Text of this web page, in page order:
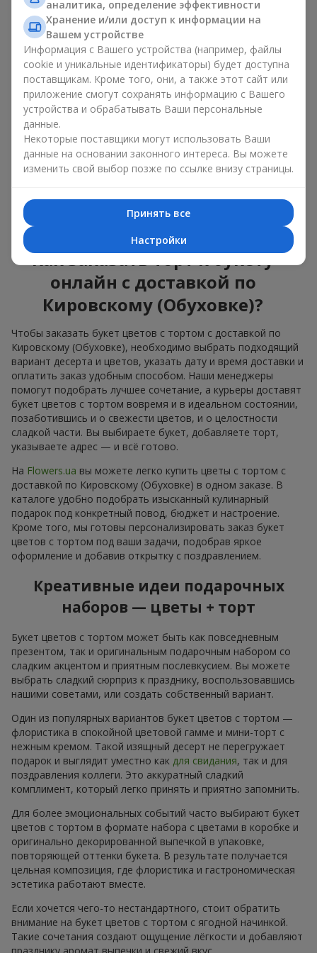
Торты с живыми цветами —
красота и вкус в одном
подарке
Торты с живыми цветами — это современное сочетание
флористики и гастрономической эстетики. Эксклюзивный
десерт в паре с изысканным букетом выглядит эффектно,
стильно и подчёркивает значимость события —
рождения,рождения ребёнкаиликорпоратива
В композиции букет цветов с тортом живые растения
завершает сладкий праздничный акцент. Такой десерт с
украшениями из любимых цветов отлично смотрится и на
праздничном столе, и на фотографиях.
Как заказать торт к букету
онлайн с доставкой по
Кировскому (Обуховке)?
Чтобы заказать букет цветов с тортом с доставкой по
Кировскому (Обуховке), необходимо выбрать подходящий
вариант десерта и цветов, указать дату и время доставки и
оплатить заказ удобным способом. Наши менеджеры
помогут подобрать лучшее сочетание, а курьеры доставят
букет цветов с тортом вовремя и в идеальном состоянии,
позаботившись и о свежести цветов, и о целостности
сладкой части. Вы выбираете букет, добавляете торт,
указываете адрес — и всё готово.
На Flowers.ua вы можете легко купить цветы с тортом с
доставкой по Кировскому (Обуховке) в одном заказе. В
каталоге удобно подобрать изысканный кулинарный
подарок под конкретный повод, бюджет и настроение.
Кроме того, мы готовы персонализировать заказ букет
цветов с тортом под ваши задачи, подобрав яркое
оформление и добавив открытку с поздравлением.
Креативные идеи подарочных
наборов — цветы + торт
Букет цветов с тортом может быть как повседневным
презентом, так и оригинальным подарочным набором со
сладким акцентом и приятным послевкусием. Вы можете
выбрать сладкий сюрприз к празднику, воспользовавшись
нашими советами, или создать собственный вариант.
Один из популярных вариантов букет цветов с тортом —
флористика в спокойной цветовой гамме и мини-торт с
нежным кремом. Такой изящный десерт не перегружает
подарок и выглядит уместно как для свидания, так и для
поздравления коллеги. Это аккуратный сладкий
комплимент, который легко принять и приятно запомнить.
Для более эмоциональных событий часто выбирают букет
цветов с тортом в формате набора с цветами в коробке и
оригинально декорированной выпечкой в упаковке,
повторяющей оттенки букета. В результате получается
цельная композиция, где флористика и гастрономическая
эстетика работают вместе.
Если хочется чего-то нестандартного, стоит обратить
внимание на букет цветов с тортом с ягодной начинкой.
Такие сочетания создают ощущение лёгкости и добавляют
празднику аромат выпечки и свежий вкус.
аналитика, определение эффективности
Хранение и/или доступ к информации на
Вашем устройстве
Информация с Вашего устройства (например, файлы
cookie и уникальные идентификаторы) будет доступна
поставщикам. Кроме того, они, а также этот сайт или
приложение смогут сохранять информацию с Вашего
устройства и обрабатывать Ваши персональные
данные.
Некоторые поставщики могут использовать Ваши
данные на основании законного интереса. Вы можете
изменить свой выбор позже по ссылке внизу страницы.
Принять все
Настройки